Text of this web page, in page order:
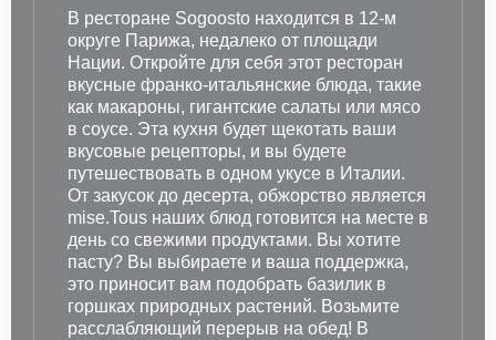
В ресторане Sogoosto находится в 12-м
округе Парижа, недалеко от площади
Нации. Откройте для себя этот ресторан
вкусные франко-итальянские блюда, такие
как макароны, гигантские салаты или мясо
в соусе. Эта кухня будет щекотать ваши
вкусовые рецепторы, и вы будете
путешествовать в одном укусе в Италии.
От закусок до десерта, обжорство является
mise.Tous наших блюд готовится на месте в
день со свежими продуктами. Вы хотите
пасту? Вы выбираете и ваша поддержка,
это приносит вам подобрать базилик в
горшках природных растений. Возьмите
расслабляющий перерыв на обед! В